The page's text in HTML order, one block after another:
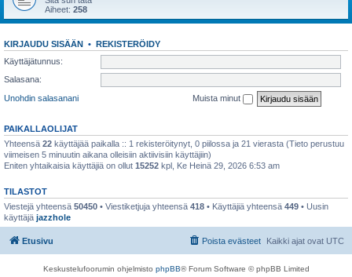
Aiheet: 258
KIRJAUDU SISÄÄN • REKISTERÖIDY
Käyttäjätunnus:
Salasana:
Unohdin salasanani
Muista minut
PAIKALLAOLIJAT
Yhteensä 22 käyttäjää paikalla :: 1 rekisteröitynyt, 0 piilossa ja 21 vierasta (Tieto perustuu
viimeisen 5 minuutin aikana olleisiin aktiivisiin käyttäjiin)
Eniten yhtaikaisia käyttäjiä on ollut 15252 kpl, Ke Heinä 29, 2026 6:53 am
TILASTOT
Viestejä yhteensä 50450 • Viestiketjuja yhteensä 418 • Käyttäjiä yhteensä 449 • Uusin
käyttäjä jazzhole
Etusivu Kaikki ajat ovat UTC
Poista evästeet
Keskustelufoorumin ohjelmisto phpBB® Forum Software © phpBB Limited